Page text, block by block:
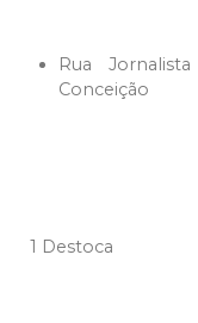
Rua
Conceição
1 Destoca